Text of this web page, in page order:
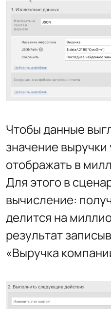
Чтобы данные
значение
отображать в
Для этого в
вычисление:
делится на
результат
«Выручка